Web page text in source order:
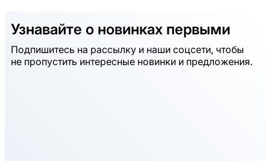
Узнавайте о новинках первыми
Подпишитесь на рассылку и наши соцсети, чтобы
не пропустить интересные новинки и предложения.